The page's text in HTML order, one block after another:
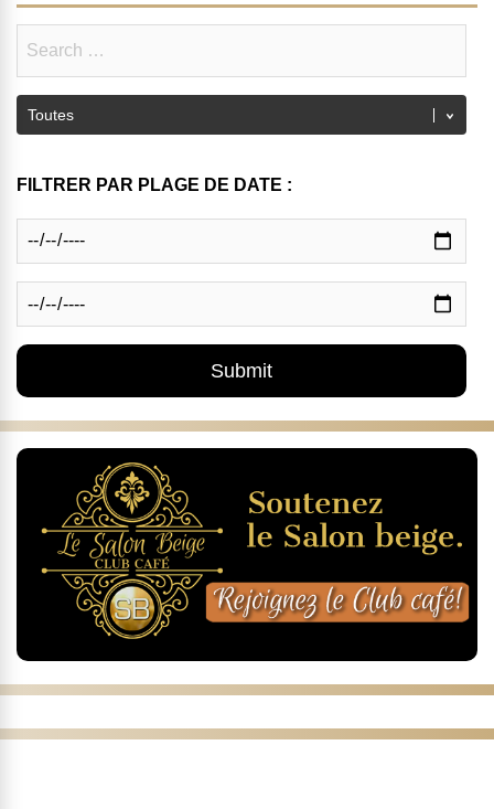
FILTRER PAR PLAGE DE DATE :